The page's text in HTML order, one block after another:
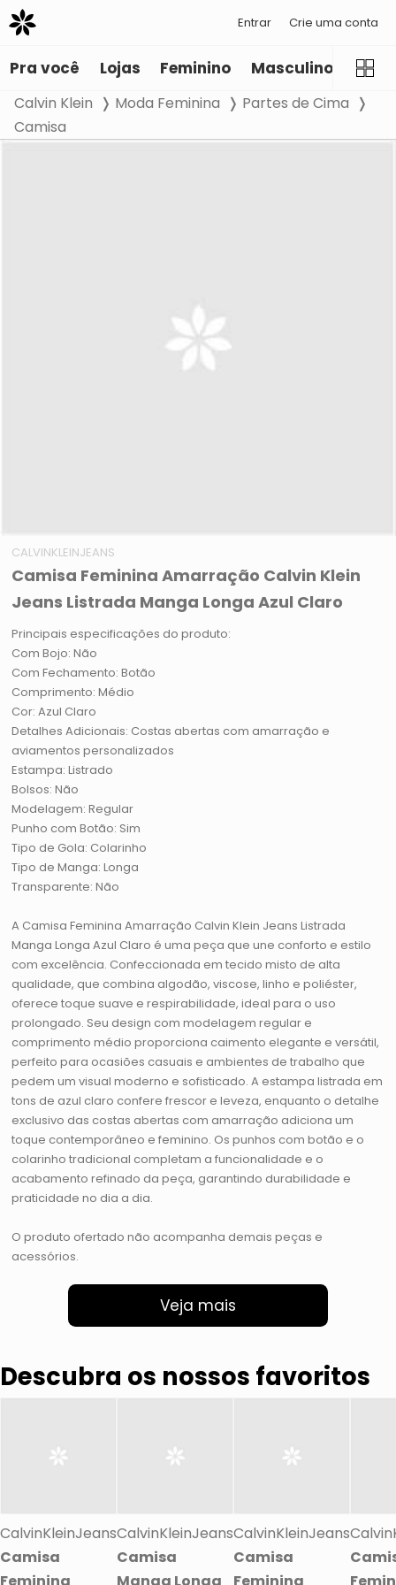
Entrar Crie uma conta
Pra você Lojas Feminino Masculino
Calvin Klein Moda Feminina
Partes de Cima
Camisa
CALVINKLEINJEANS
Camisa Feminina Amarração Calvin Klein
Jeans Listrada Manga Longa Azul Claro
Principais especificações do produto:
Com Bojo: Não
Com Fechamento: Botão
Comprimento: Médio
Cor: Azul Claro
Detalhes Adicionais: Costas abertas com amarração e
aviamentos personalizados
Estampa: Listrado
Bolsos: Não
Modelagem: Regular
Punho com Botão: Sim
Tipo de Gola: Colarinho
Tipo de Manga: Longa
Transparente: Não
A Camisa Feminina Amarração Calvin Klein Jeans Listrada
Manga Longa Azul Claro é uma peça que une conforto e estilo
com excelência. Confeccionada em tecido misto de alta
qualidade, que combina algodão, viscose, linho e poliéster,
oferece toque suave e respirabilidade, ideal para o uso
prolongado. Seu design com modelagem regular e
comprimento médio proporciona caimento elegante e versátil,
perfeito para ocasiões casuais e ambientes de trabalho que
pedem um visual moderno e sofisticado. A estampa listrada em
tons de azul claro confere frescor e leveza, enquanto o detalhe
exclusivo das costas abertas com amarração adiciona um
toque contemporâneo e feminino. Os punhos com botão e o
colarinho tradicional completam a funcionalidade e o
acabamento refinado da peça, garantindo durabilidade e
praticidade no dia a dia.
O produto ofertado não acompanha demais peças e
acessórios.
Veja mais
Descubra os nossos favoritos
CalvinKleinJeans
Camisa
Feminina
CalvinKleinJeans
Camisa
Manga Longa
CalvinKleinJeans
Camisa
Feminina